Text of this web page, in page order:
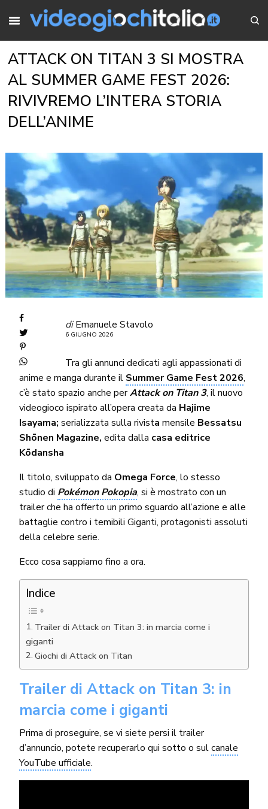
ATTACK ON TITAN 3 SI MOSTRA
AL SUMMER GAME FEST 2026:
RIVIVREMO L’INTERA STORIA
DELL’ANIME
di Emanuele Stavolo
6 GIUGNO 2026
Tra gli annunci dedicati agli appassionati di
anime e manga durante il Summer Game Fest 2026,
c’è stato spazio anche perAttack on Titan 3, il nuovo
videogioco ispirato all’opera creata da Hajime
Isayama; serializzata sulla rivista mensile Bessatsu
Shōnen Magazine,edita dalla casa editrice
Kōdansha
Il titolo, sviluppato da Omega Force, lo stesso
studio di Pokémon Pokopia, si è mostrato con un
trailer che ha offerto un primo sguardo all’azione e alle
battaglie contro i temibili Giganti, protagonisti assoluti
della celebre serie.
Ecco cosa sappiamo fino a ora.
Indice
Trailer di Attack on Titan 3: in marcia come i
giganti
Giochi di Attack on Titan
Trailer di Attack on Titan 3: in
marcia come i giganti
Prima di proseguire, se vi siete persi il trailer
d’annuncio, potete recuperarlo qui sotto o sulcanale
YouTube ufficiale.